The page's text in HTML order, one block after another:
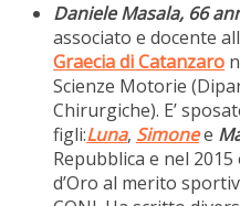
Daniele Masala, 66
associato e docente
Graecia di Catanzaro
Scienze Motorie
Chirurgiche). E’
figli:Luna, Simonee
Repubblica e nel
d’Oro al merito